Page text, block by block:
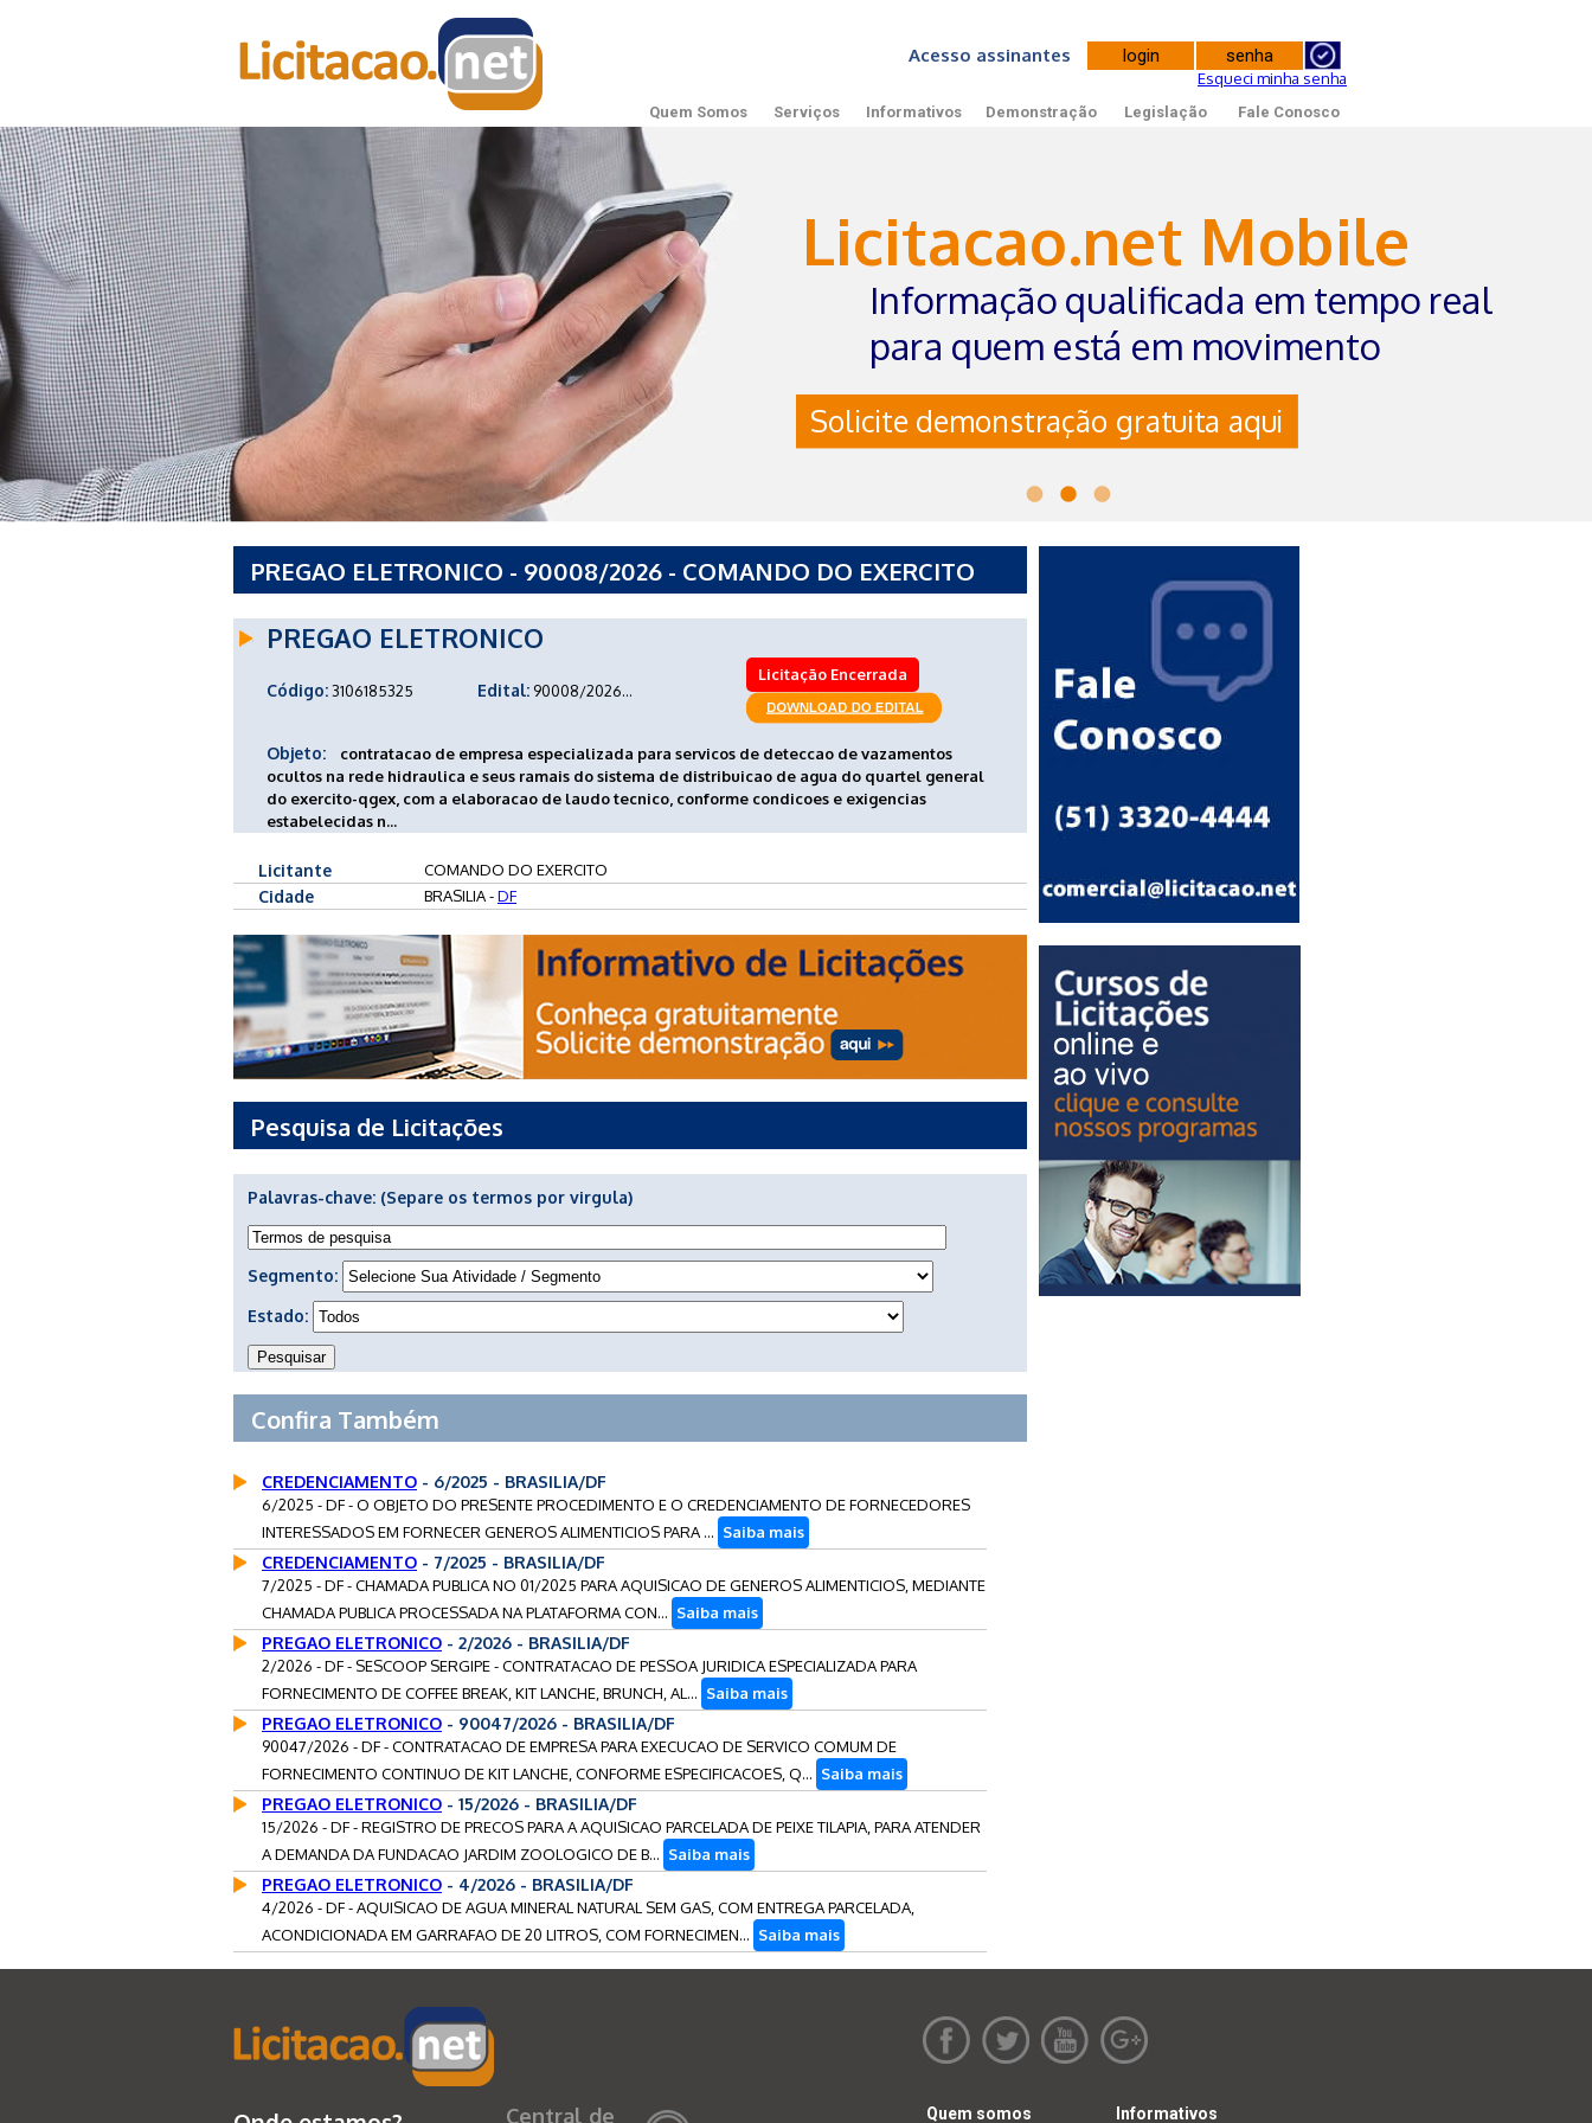
Acesso assinantes
Esqueci minha senha
Quem Somos Serviços Informativos Demonstração Legislação Fale Conosco
Licitacao.net Mobile
Informação qualificada em tempo real
para quem está em movimento
Solicite demonstração gratuita aqui
PREGAO ELETRONICO - 90008/2026 - COMANDO DO EXERCITO
PREGAO ELETRONICO
Código:3106185325 Edital: 90008/2026...
Licitação Encerrada
Objeto:
contratacao de empresa especializada para servicos de deteccao de vazamentos
ocultos na rede hidraulica e seus ramais do sistema de distribuicao de agua do quartel general
do exercito-qgex, com a elaboracao de laudo tecnico, conforme condicoes e exigencias
estabelecidas n...
Licitante COMANDO DO EXERCITO
Cidade BRASILIA -DF
Pesquisa de Licitações
Palavras-chave: (Separe os termos por virgula)
Segmento:
Estado:
Confira Também
CREDENCIAMENTO - 6/2025 - BRASILIA/DF
6/2025 - DF - O OBJETO DO PRESENTE PROCEDIMENTO E O CREDENCIAMENTO DE FORNECEDORES
INTERESSADOS EM FORNECER GENEROS ALIMENTICIOS PARA ... Saiba mais
CREDENCIAMENTO - 7/2025 - BRASILIA/DF
7/2025 - DF - CHAMADA PUBLICA NO 01/2025 PARA AQUISICAO DE GENEROS ALIMENTICIOS, MEDIANTE
CHAMADA PUBLICA PROCESSADA NA PLATAFORMA CON... Saiba mais
PREGAO ELETRONICO - 2/2026 - BRASILIA/DF
2/2026 - DF - SESCOOP SERGIPE - CONTRATACAO DE PESSOA JURIDICA ESPECIALIZADA PARA
FORNECIMENTO DE COFFEE BREAK, KIT LANCHE, BRUNCH, AL... Saiba mais
PREGAO ELETRONICO - 90047/2026 - BRASILIA/DF
90047/2026 - DF - CONTRATACAO DE EMPRESA PARA EXECUCAO DE SERVICO COMUM DE
FORNECIMENTO CONTINUO DE KIT LANCHE, CONFORME ESPECIFICACOES, Q... Saiba mais
PREGAO ELETRONICO - 15/2026 - BRASILIA/DF
15/2026 - DF - REGISTRO DE PRECOS PARA A AQUISICAO PARCELADA DE PEIXE TILAPIA, PARA ATENDER
A DEMANDA DA FUNDACAO JARDIM ZOOLOGICO DE B... Saiba mais
PREGAO ELETRONICO - 4/2026 - BRASILIA/DF
4/2026 - DF - AQUISICAO DE AGUA MINERAL NATURAL SEM GAS, COM ENTREGA PARCELADA,
ACONDICIONADA EM GARRAFAO DE 20 LITROS, COM FORNECIMEN... Saiba mais
Central de Quem somos Informativos